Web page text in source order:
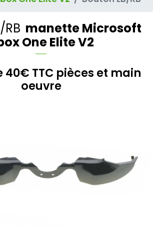
manette Microsoft
One Elite V2
40€ TTC pièces et main
oeuvre